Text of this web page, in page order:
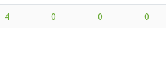
4 0 0 0